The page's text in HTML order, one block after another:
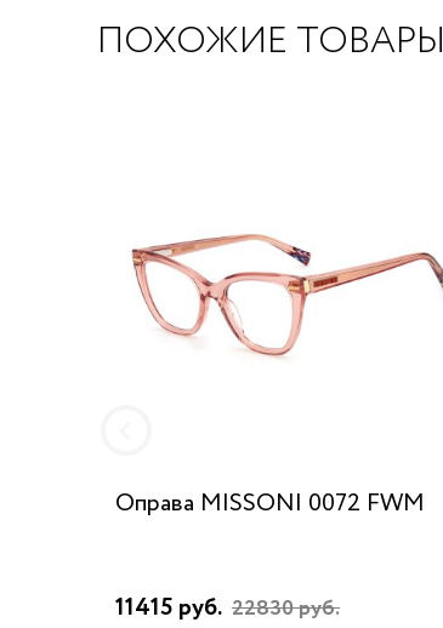
ПОХОЖИЕ ТОВАРЫ
Оправа MISSONI 0072 FWM
11415 руб. 22830 руб.